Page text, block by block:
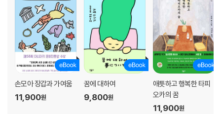
바란다는 작가의 바람이 든든한 위로가 되어 어깨 위의 무거운 짐을 내려
놓은 듯 가뿐한 기분, 그리고 제대로 살 용기를 얻을 것이다.
손모아 장갑과 가여움
11,900원
꿈에 대하여
9,800원
애틋하고 행복한 타피
오카의 꿈
11,900원